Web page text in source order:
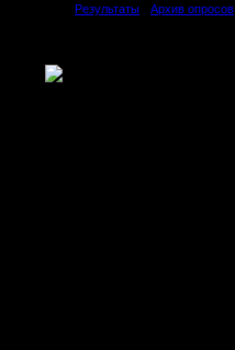
Результаты Архив опросов